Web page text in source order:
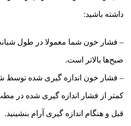
داشته باشید:
– فشار خون شما معمولا در طول
صبح‌ها بالاتر است.
کمتر از فشار اندازه گیری شده در
قبل و هنگام اندازه گیری آرام بنشینید.